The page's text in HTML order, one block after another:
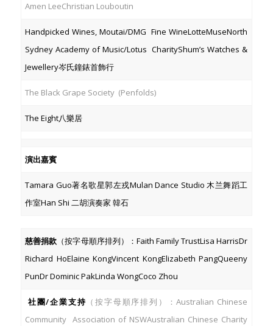
Amen LeeChristian Louboutin
Handpicked Wines, Moutai/DMG Fine WineLotteMuseNorth
Sydney Academy of Music/Lotus CharityShum’s Watches &
Jewellery岑氏鐘錶首飾行
The Black Grape Society (Penfolds)
The Eight八樂居
演出嘉賓
Tamara Guo著名歌星郭左戎Mulan Dance Studio 木兰舞蹈工
作室Han Shi 二胡演奏家 韓石
慈善捐款 （按字母順序排列）：Faith Family TrustLisa HarrisDr
Richard HoElaine KongVincent KongElizabeth PangQueeny
PunDr Dominic PakLinda WongCoco Zhou
社團/企業支持 （按字母順序排列）：Australian Chinese
Community Association of NSWAustralian Chinese Charity